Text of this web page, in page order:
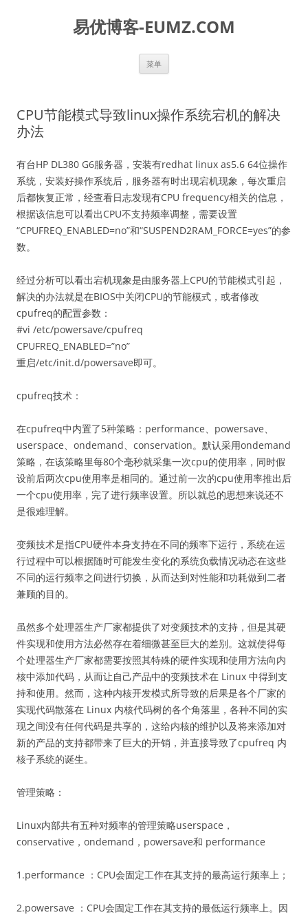
易优博客-EUMZ.COM
菜单
CPU节能模式导致linux操作系统宕机的解决
办法
有台HP DL380 G6服务器，安装有redhat linux as5.6 64位操作
系统，安装好操作系统后，服务器有时出现宕机现象，每次重启
后都恢复正常，经查看日志发现有CPU frequency相关的信息，
根据该信息可以看出CPU不支持频率调整，需要设置
“CPUFREQ_ENABLED=no”和“SUSPEND2RAM_FORCE=yes”的参
数。
经过分析可以看出宕机现象是由服务器上CPU的节能模式引起，
解决的办法就是在BIOS中关闭CPU的节能模式，或者修改
cpufreq的配置参数：
#vi /etc/powersave/cpufreq
CPUFREQ_ENABLED=”no”
重启/etc/init.d/powersave即可。
cpufreq技术：
在cpufreq中内置了5种策略：performance、powersave、
userspace、ondemand、conservation。默认采用ondemand
策略，在该策略里每80个毫秒就采集一次cpu的使用率，同时假
设前后两次cpu使用率是相同的。通过前一次的cpu使用率推出后
一个cpu使用率，完了进行频率设置。所以就总的思想来说还不
是很难理解。
变频技术是指CPU硬件本身支持在不同的频率下运行，系统在运
行过程中可以根据随时可能发生变化的系统负载情况动态在这些
不同的运行频率之间进行切换，从而达到对性能和功耗做到二者
兼顾的目的。
虽然多个处理器生产厂家都提供了对变频技术的支持，但是其硬
件实现和使用方法必然存在着细微甚至巨大的差别。这就使得每
个处理器生产厂家都需要按照其特殊的硬件实现和使用方法向内
核中添加代码，从而让自己产品中的变频技术在 Linux 中得到支
持和使用。然而，这种内核开发模式所导致的后果是各个厂家的
实现代码散落在 Linux 内核代码树的各个角落里，各种不同的实
现之间没有任何代码是共享的，这给内核的维护以及将来添加对
新的产品的支持都带来了巨大的开销，并直接导致了cpufreq 内
核子系统的诞生。
管理策略：
Linux内部共有五种对频率的管理策略userspace，
conservative，ondemand，powersave和 performance
1.performance ：CPU会固定工作在其支持的最高运行频率上；
2.powersave ：CPU会固定工作在其支持的最低运行频率上。因